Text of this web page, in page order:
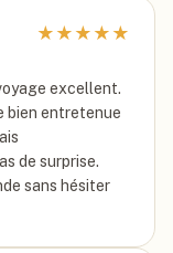
★ ★ ★ ★ ★
excellent.
bien entretenue
de surprise.
sans hésiter